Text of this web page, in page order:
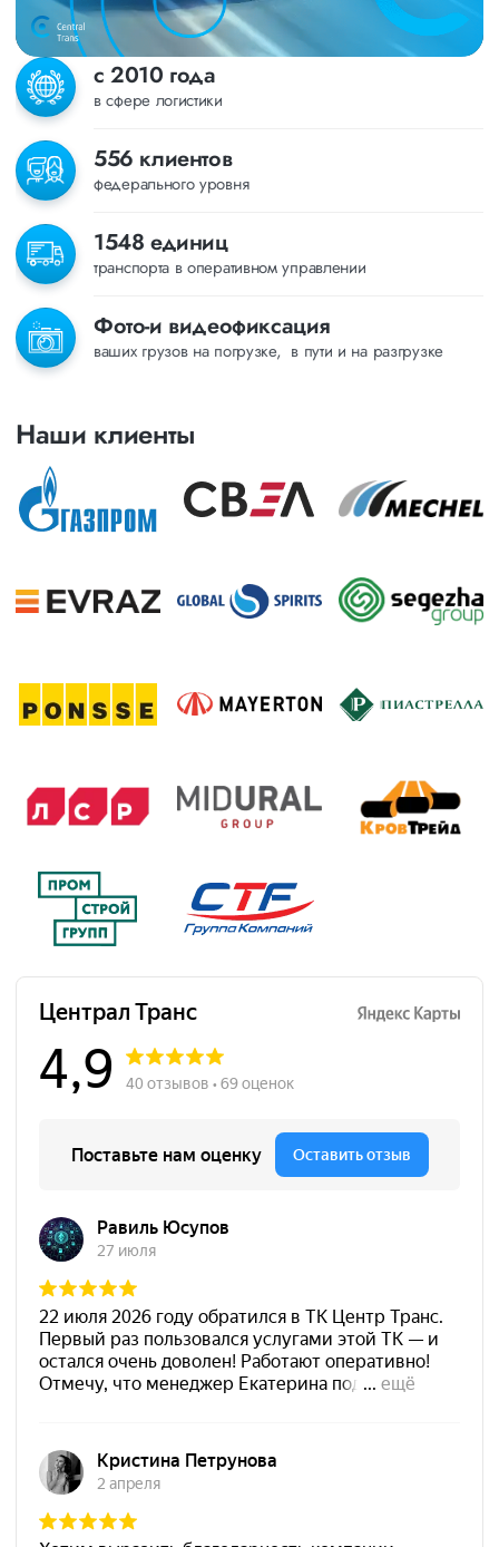
с 2010 года
в сфере логистики
556 клиентов
федерального уровня
1548 единиц
транспорта в оперативном управлении
Фото-и видеофиксация
ваших грузов на погрузке, в пути и на разгрузке
Наши клиенты